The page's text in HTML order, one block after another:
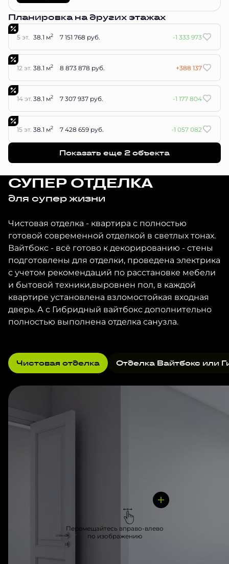
Планировка на других этажах
5 эт. 38.1 м2 7 151 768 руб. -1 333 973
12 эт. 38.1 м2 8 873 878 руб. +388 137
14 эт. 38.1 м2 7 307 937 руб. -1 177 804
15 эт. 38.1 м2 7 428 659 руб. -1 057 082
Показать еще 2 объектa
СУПЕР ОТДЕЛКА
для супер жизни
Чистовая отделка - квартира с полностью
готовой современной отделкой в светлых тонах.
Вайтбокс - всё готово к декорированию - стены
подготовлены для отделки, проведена электрика
с учетом рекомендаций по расстановке мебели
и бытовой техники,выровнен пол, в каждой
квартире установлена взломостойкая входная
дверь. А с Гибридный вайтбокс дополнительно
полностью выполнена отделка санузла.
Чистовая отделка Отделка Вайтбокс или
Перемещайтесь вправо-влево
по изображению